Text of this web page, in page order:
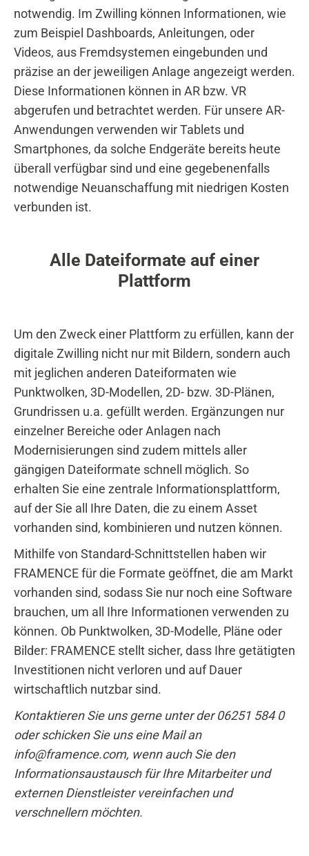
notwendig. Im Zwilling können Informationen, wie
zum Beispiel Dashboards, Anleitungen, oder
Videos, aus Fremdsystemen eingebunden und
präzise an der jeweiligen Anlage angezeigt werden.
Diese Informationen können in AR bzw. VR
abgerufen und betrachtet werden. Für unsere AR-
Anwendungen verwenden wir Tablets und
Smartphones, da solche Endgeräte bereits heute
überall verfügbar sind und eine gegebenenfalls
notwendige Neuanschaffung mit niedrigen Kosten
verbunden ist.
Alle Dateiformate auf einer
Plattform
Um den Zweck einer Plattform zu erfüllen, kann der
digitale Zwilling nicht nur mit Bildern, sondern auch
mit jeglichen anderen Dateiformaten wie
Punktwolken, 3D-Modellen, 2D- bzw. 3D-Plänen,
Grundrissen u.a. gefüllt werden. Ergänzungen nur
einzelner Bereiche oder Anlagen nach
Modernisierungen sind zudem mittels aller
gängigen Dateiformate schnell möglich. So
erhalten Sie eine zentrale Informationsplattform,
auf der Sie all Ihre Daten, die zu einem Asset
vorhanden sind, kombinieren und nutzen können.
Mithilfe von Standard-Schnittstellen haben wir
FRAMENCE für die Formate geöffnet, die am Markt
vorhanden sind, sodass Sie nur noch eine Software
brauchen, um all Ihre Informationen verwenden zu
können. Ob Punktwolken, 3D-Modelle, Pläne oder
Bilder: FRAMENCE stellt sicher, dass Ihre getätigten
Investitionen nicht verloren und auf Dauer
wirtschaftlich nutzbar sind.
Kontaktieren Sie uns gerne unter der 06251 584 0
oder schicken Sie uns eine Mail an
info@framence.com, wenn auch Sie den
Informationsaustausch für Ihre Mitarbeiter und
externen Dienstleister vereinfachen und
verschnellern möchten.